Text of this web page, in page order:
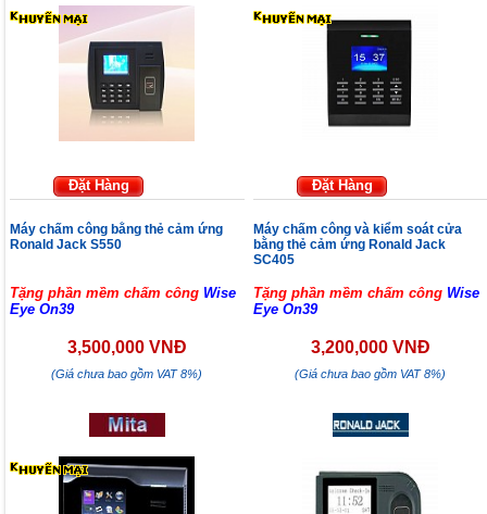
Đặt Hàng
Máy chấm công bằng thẻ cảm ứng
Ronald Jack S550
Tặng phần mềm chấm công Wise
Eye On39
3,500,000 VNĐ
(Giá chưa bao gồm VAT 8%)
Đặt Hàng
Máy chấm công và kiểm soát cửa
bằng thẻ cảm ứng Ronald Jack
SC405
Tặng phần mềm chấm công Wise
Eye On39
3,200,000 VNĐ
(Giá chưa bao gồm VAT 8%)